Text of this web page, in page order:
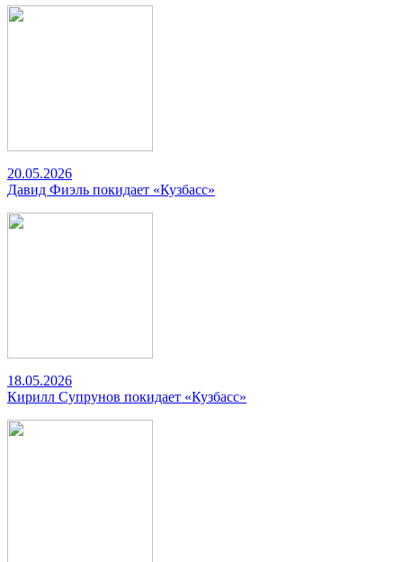
20.05.2026
Давид Фиэль покидает «Кузбасс»
18.05.2026
Кирилл Супрунов покидает «Кузбасс»